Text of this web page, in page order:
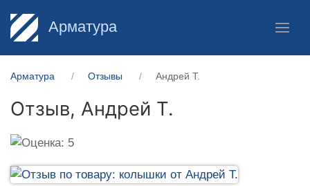
Арматура
Арматура Отзывы Андрей Т.
Отзыв, Андрей Т.